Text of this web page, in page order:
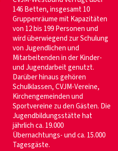
146 Betten, insgesamt 10
Gruppenräume mit Kapazitäten
von 12 bis 199 Personen und
wird überwiegend zur Schulung
von Jugendlichen und
Mitarbeitenden in der Kinder-
und Jugendarbeit genutzt.
Darüber hinaus gehören
Schulklassen, CVJM-Vereine,
Kirchengemeinden und
Sportvereine zu den Gästen. Die
Jugendbildungsstätte hat
jährlich ca. 19.000
Übernachtungs- und ca. 15.000
Tagesgäste.